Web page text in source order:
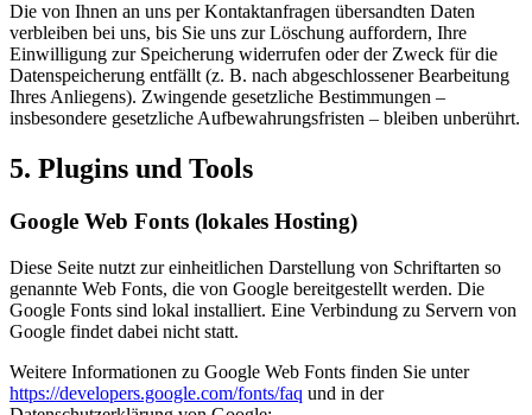
Die von Ihnen an uns per Kontaktanfragen übersandten Daten
verbleiben bei uns, bis Sie uns zur Löschung auffordern, Ihre
Einwilligung zur Speicherung widerrufen oder der Zweck für die
Datenspeicherung entfällt (z. B. nach abgeschlossener Bearbeitung
Ihres Anliegens). Zwingende gesetzliche Bestimmungen –
insbesondere gesetzliche Aufbewahrungsfristen – bleiben unberührt.
5. Plugins und Tools
Google Web Fonts (lokales Hosting)
Diese Seite nutzt zur einheitlichen Darstellung von Schriftarten so
genannte Web Fonts, die von Google bereitgestellt werden. Die
Google Fonts sind lokal installiert. Eine Verbindung zu Servern von
Google findet dabei nicht statt.
Weitere Informationen zu Google Web Fonts finden Sie unter
https://developers.google.com/fonts/faq und in der